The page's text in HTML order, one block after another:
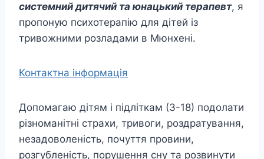
системний дитячий та юнацький терапевт, я
пропоную психотерапію для дітей із
тривожними розладами в Мюнхені.
Контактна iнформацiя
Допомагаю дітям і підліткам (3-18) подолати
різноманітні страхи, тривоги, роздратування,
незадоволеність, почуття провини,
розгубленість, порушення сну та розвинути